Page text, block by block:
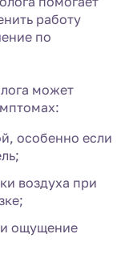
работу
по
может
особенно если
воздуха при
ощущение